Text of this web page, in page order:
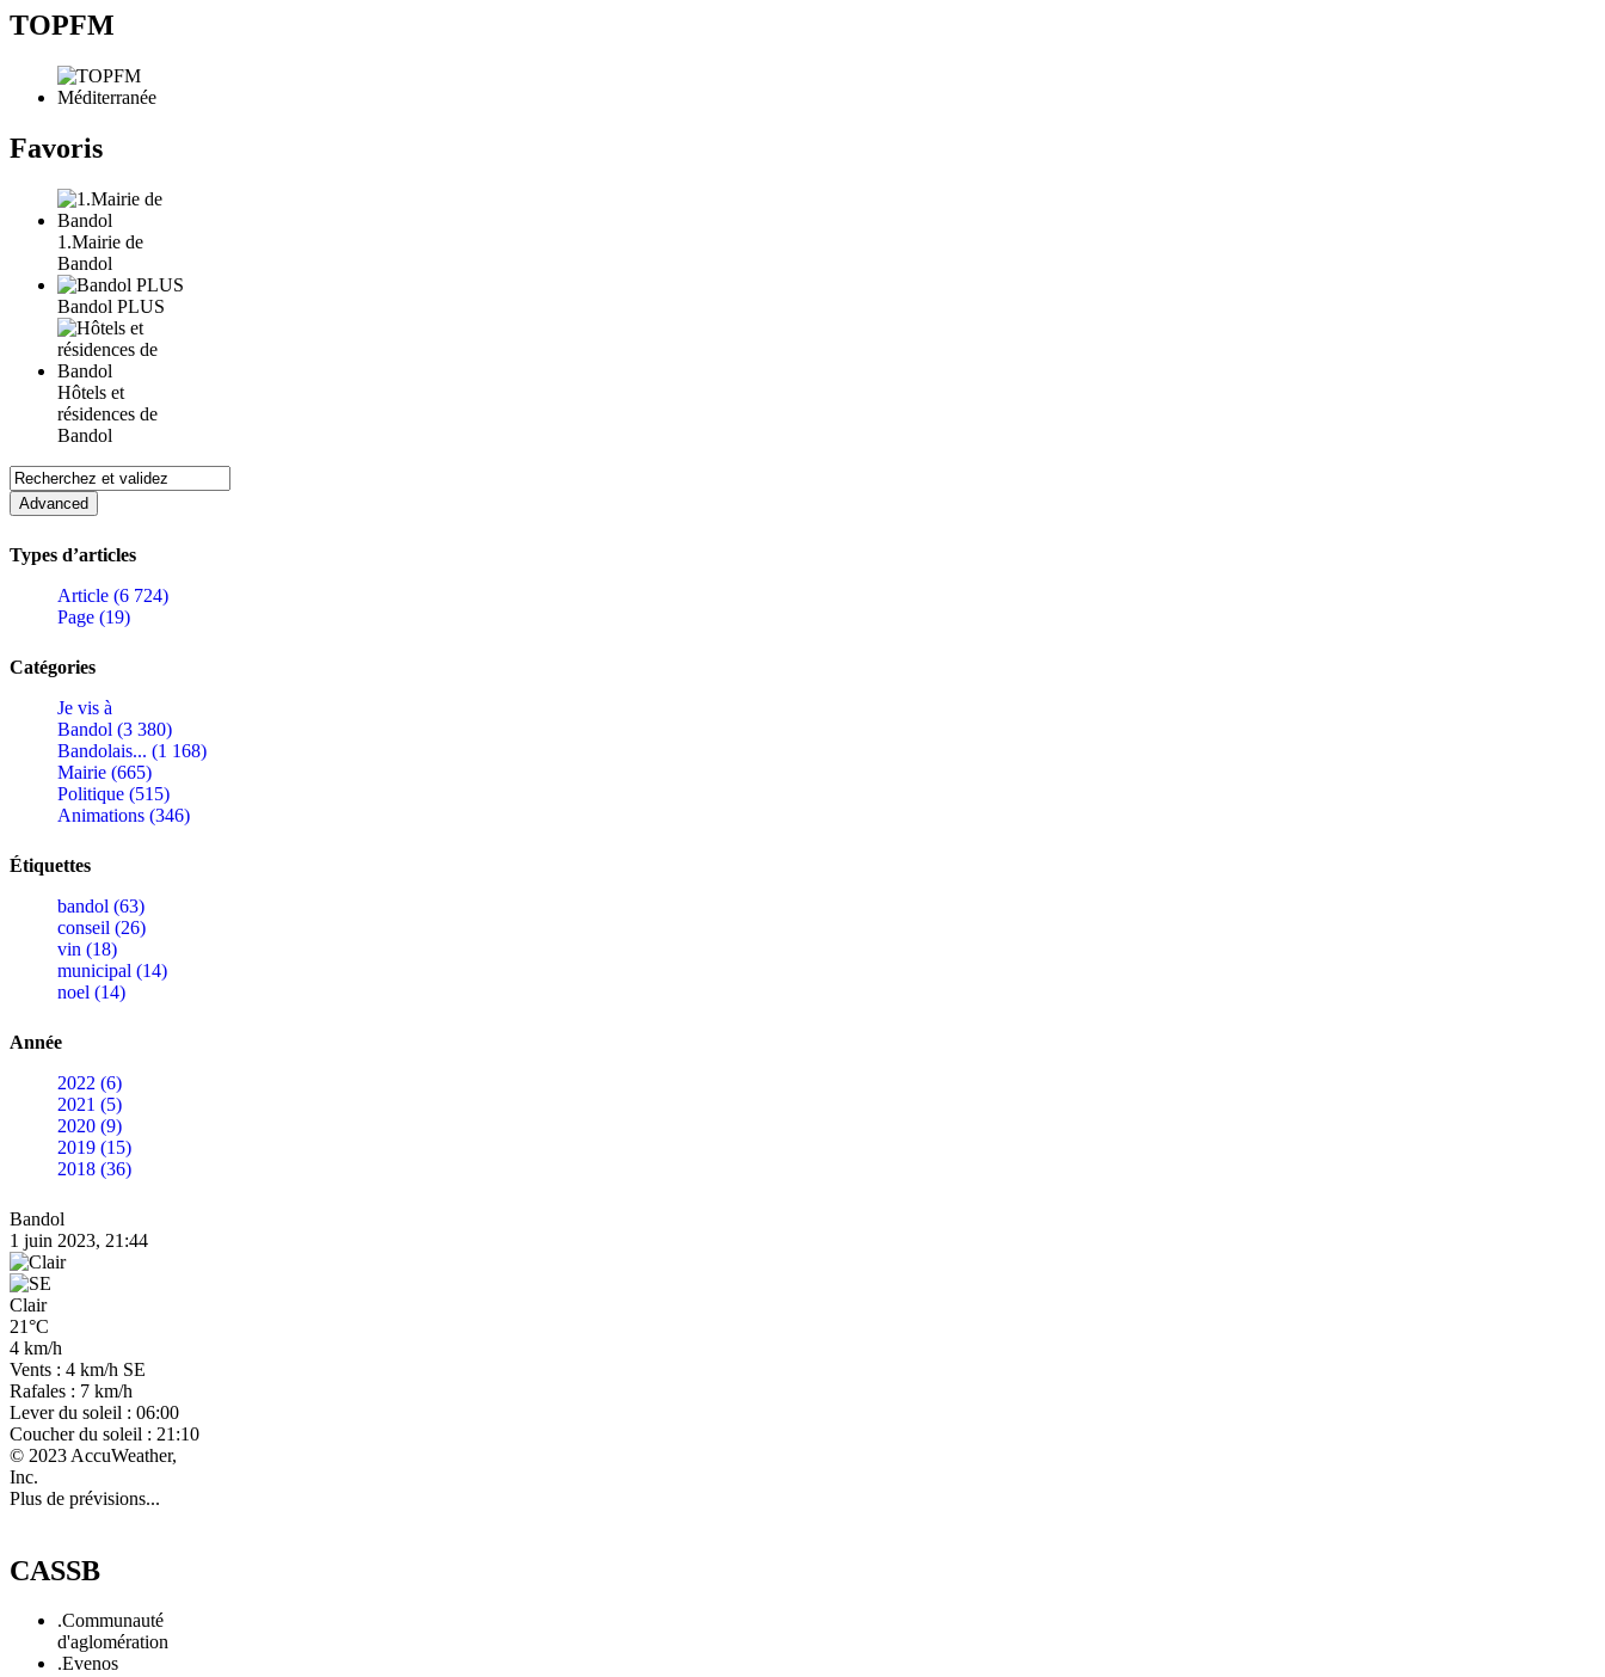
TOPFM
Favoris
1.Mairie de
Bandol
Bandol PLUS
Hôtels et
résidences de
Bandol
Types d’articles
Article (6 724)
Page (19)
Catégories
Je vis à
Bandol (3 380)
Bandolais... (1 168)
Mairie (665)
Politique (515)
Animations (346)
Étiquettes
bandol (63)
conseil (26)
vin (18)
municipal (14)
noel (14)
Année
2022 (6)
2021 (5)
2020 (9)
2019 (15)
2018 (36)
Bandol
1 juin 2023, 21:44
Clair
21°C
4 km/h
Vents : 4 km/h SE
Rafales : 7 km/h
Lever du soleil : 06:00
Coucher du soleil : 21:10
© 2023 AccuWeather,
Inc.
Plus de prévisions...
CASSB
.Communauté
d'aglomération
.Evenos